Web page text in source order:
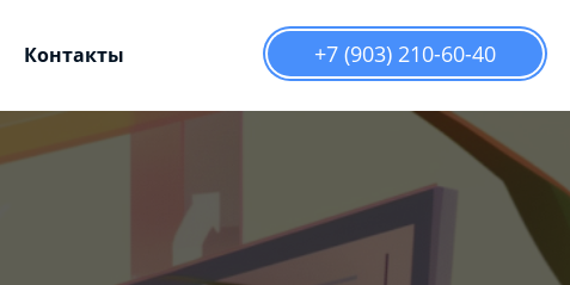
Контакты +7 (903) 210-60-40